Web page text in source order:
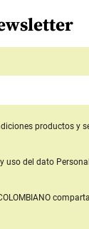
productos y
uso del dato Personal